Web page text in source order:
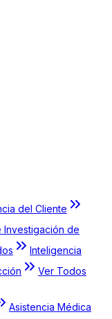
del Cliente
Investigación de
Inteligencia
Ver Todos
Asistencia Médica